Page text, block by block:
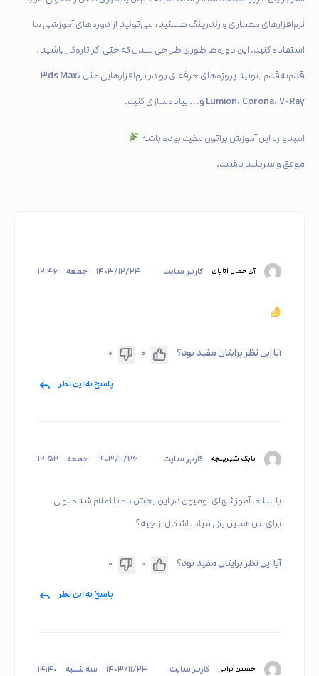
نرم‌افزارهای معماری و رندرینگ هستید، می‌تونید از دوره‌های آموزشی ما
استفاده کنید. این دوره‌ها طوری طراحی شدن که حتی اگر تازه‌کار باشید،
قدم‌به‌قدم بتونید پروژه‌های حرفه‌ای رو در نرم‌افزارهایی مثل ۳ds Max،
Lumion، Corona، V-Ray و…
پیاده‌سازی کنید.
امیدوارم این آموزش براتون مفید بوده باشه
موفق و سربلند باشید.
آی جمال اتابای کاربر سایت ۱۴۰۳/۱۲/۲۴ جمعه ۱۲:۴۶
آیا این نظر برایتان مفید بود؟ ۰ ۰
پاسخ به این نظر
بابک شیرپنجه کاربر سایت ۱۴۰۳/۱۱/۲۶ جمعه ۱۲:۵۲
با سلام. آموزشهای لومیون در این بخش ده تا اعلام شده، ولی
برای من همین یکی میاد. اشکال از چیه؟
آیا این نظر برایتان مفید بود؟ ۰ ۰
پاسخ به این نظر
حسین ترابی کاربر سایت ۱۴۰۳/۱۱/۲۳ سه شنبه ۱۴:۴۰